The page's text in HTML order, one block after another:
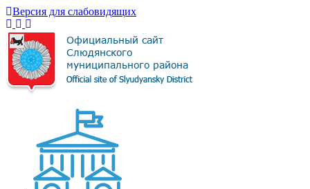
Версия для слабовидящих